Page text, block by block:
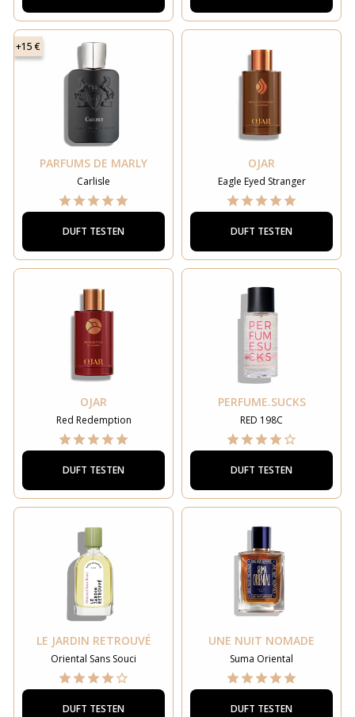
+15 €
PARFUMS DE MARLY
Carlisle
DUFT TESTEN
OJAR
Eagle Eyed Stranger
DUFT TESTEN
OJAR
Red Redemption
DUFT TESTEN
PERFUME.SUCKS
RED 198C
DUFT TESTEN
LE JARDIN RETROUVÉ
Oriental Sans Souci
DUFT TESTEN
UNE NUIT NOMADE
Suma Oriental
DUFT TESTEN